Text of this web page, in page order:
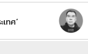
ทศ’